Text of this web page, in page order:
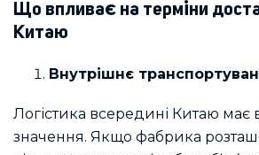
Що впливає на терміни
Китаю
Внутрішнє
Логістика всередині Китаю має
значення. Якщо фабрика